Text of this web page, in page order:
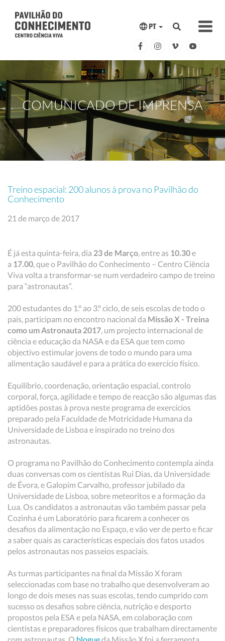
PT
COMUNICADO DE IMPRENSA
Treino espacial: 200 alunos à prova no Pavilhão do
Conhecimento
21 de março de 2017
É já esta quinta-feira, dia 23 de Março, entre as 10.30e
a 17.00, que o Pavilhão do Conhecimento – Centro Ciência
Viva volta a transformar-se num verdadeiro campo de treino
para “astronautas”.
200 estudantes do 1.º ao 3.º ciclo, de seis escolas de todo o
país, participam no encontro nacional da Missão X - Treina
como um Astronauta 2017, um projecto internacional de
ciência e educação da NASA e da ESA que tem como
objectivo estimular jovens de todo o mundo para uma
alimentação saudável e para a prática do exercício físico.
Equilíbrio, coordenação, orientação espacial, controlo
corporal, força, agilidade e tempo de reacção são algumas das
aptidões postas à prova neste programa de exercícios
preparado pela Faculdade de Motricidade Humana da
Universidade de Lisboa e inspirado no treino dos
astronautas.
O programa no Pavilhão do Conhecimento contempla ainda
duas conversas com os cientistas Rui Dias, da Universidade
de Évora, e Galopim Carvalho, professor jubilado da
Universidade de Lisboa, sobre meteoritos e a formação da
Lua. Os candidatos a astronautas vão também passar pela
Cozinha é um Laboratório para ficarem a conhecer os
desafios da alimentação no Espaço, e vão ver de perto e ficar
a saber quais as características especiais dos fatos usados
pelos astronautas nos passeios espaciais.
As turmas participantes na final da Missão X foram
seleccionadas com base no trabalho que desenvolveram ao
longo de dois meses nas suas escolas, tendo cumprido com
sucesso os desafios sobre ciência, nutrição e desporto
propostos pela ESA e pela NASA, em colaboração com
cientistas e preparadores físicos que trabalham directamente